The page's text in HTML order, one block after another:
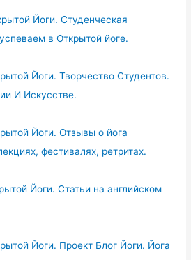
Йоги. Студенческая
в Открытой йоге.
Йоги. Творчество Студентов.
И Искусстве.
Йоги. Отзывы о йога
фестивалях, ретритах.
Йоги. Статьи на английском
Йоги. Проект Блог Йоги. Йога